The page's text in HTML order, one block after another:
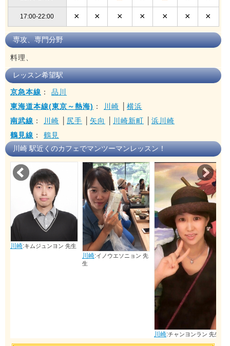
17:00-22:00 × × × × × × ×
専攻、専門分野
料理、
レッスン希望駅
京急本線 ： 品川
東海道本線(東京～熱海) ： 川崎
横浜
南武線 ： 川崎 尻手 矢向 川崎新町
浜川崎
鶴見線 ： 鶴見
川崎 駅近くのカフェでマンツーマンレッスン！
川崎: キムジュンヨン 先生
川崎: イノウエソニョン 先
川崎: チャンヨンラン 先生
Prev